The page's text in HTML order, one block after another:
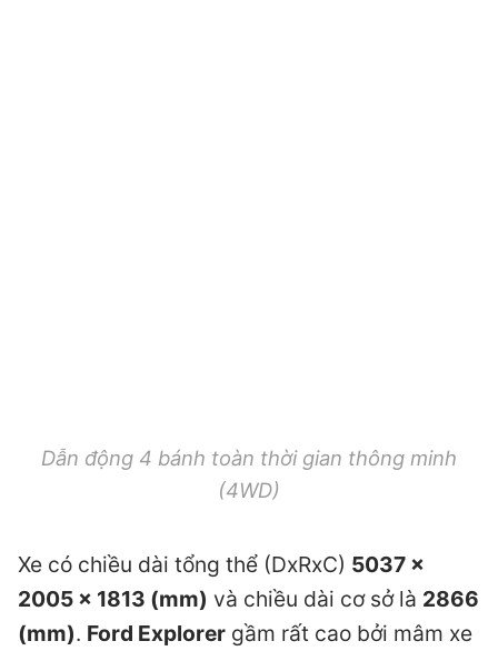
Dẫn động 4 bánh toàn thời gian thông minh
(4WD)
Xe có chiều dài tổng thể (DxRxC) 5037 x
2005 x 1813 (mm) và chiều dài cơ sở là 2866
(mm). Ford Explorer gầm rất cao bởi mâm xe